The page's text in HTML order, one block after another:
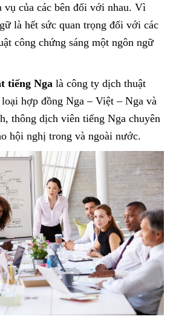
vụ của các bên đối với nhau. Vì
là hết sức quan trọng đối với các
công chứng sáng một ngôn ngữ
tiếng Nga là công ty dịch thuật
hợp đồng Nga – Việt – Nga và
thông dịch viên tiếng Nga chuyên
hội nghị trong và ngoài nước.